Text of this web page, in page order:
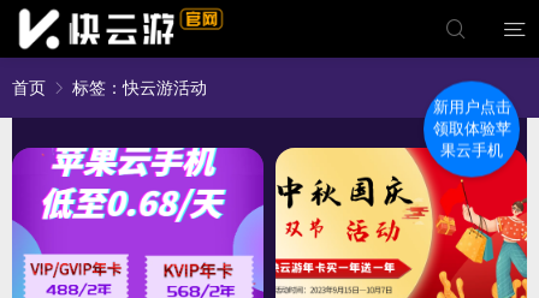
新用户点击
领取体验苹
果云手机
首页 标签：快云游活动